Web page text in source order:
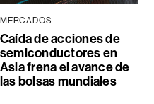
MERCADOS
Caída de acciones de
semiconductores en
Asia frena el avance de
las bolsas mundiales